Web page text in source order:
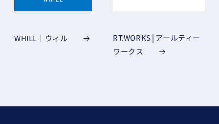
WHILL｜ウィル
RT.WORKS│アールティー
ワークス